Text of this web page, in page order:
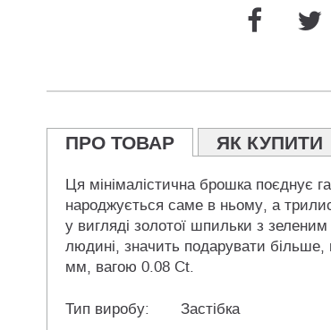
ПРО ТОВАР ЯК КУПИТИ
Ця мінімалістична брошка поєднує
народжується саме в ньому, а
у вигляді золотої шпильки з
людині, значить подарувати більше,
мм, вагою 0.08 Ct.
Тип виробу: Застібка